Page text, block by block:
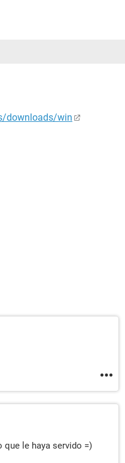
downloads/win
que le haya servido =)